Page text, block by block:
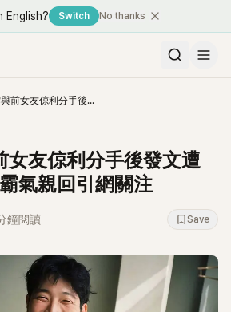
English? Switch No thanks
2AM 珍雲與前女友倞利分手後發文遭網酸：失禮！霸氣親回引網關注
女友倞利分手後發文遭
氣親回引網關注
鐘閱讀 Save